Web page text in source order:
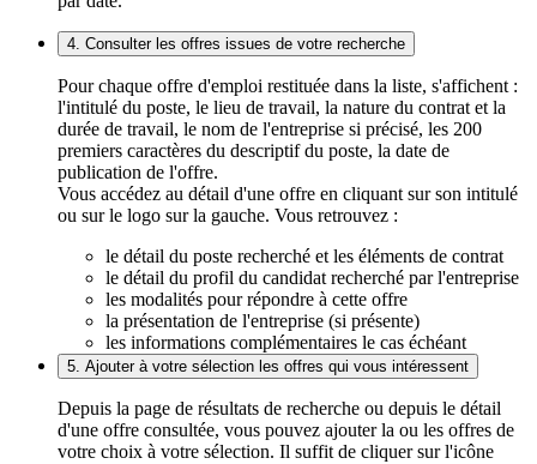
4. Consulter les offres issues de votre recherche
Pour chaque offre d'emploi restituée dans la liste, s'affichent :
l'intitulé du poste, le lieu de travail, la nature du contrat et la
durée de travail, le nom de l'entreprise si précisé, les 200
premiers caractères du descriptif du poste, la date de
publication de l'offre.
Vous accédez au détail d'une offre en cliquant sur son intitulé
ou sur le logo sur la gauche. Vous retrouvez :
le détail du poste recherché et les éléments de contrat
le détail du profil du candidat recherché par l'entreprise
les modalités pour répondre à cette offre
la présentation de l'entreprise (si présente)
les informations complémentaires le cas échéant
5. Ajouter à votre sélection les offres qui vous intéressent
Depuis la page de résultats de recherche ou depuis le détail
d'une offre consultée, vous pouvez ajouter la ou les offres de
votre choix à votre sélection. Il suffit de cliquer sur l'icône